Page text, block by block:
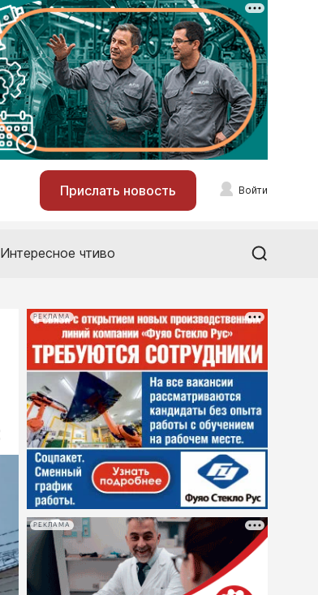
Прислать новость Войти
Интересное чтиво
РЕКЛАМА
РЕКЛАМА